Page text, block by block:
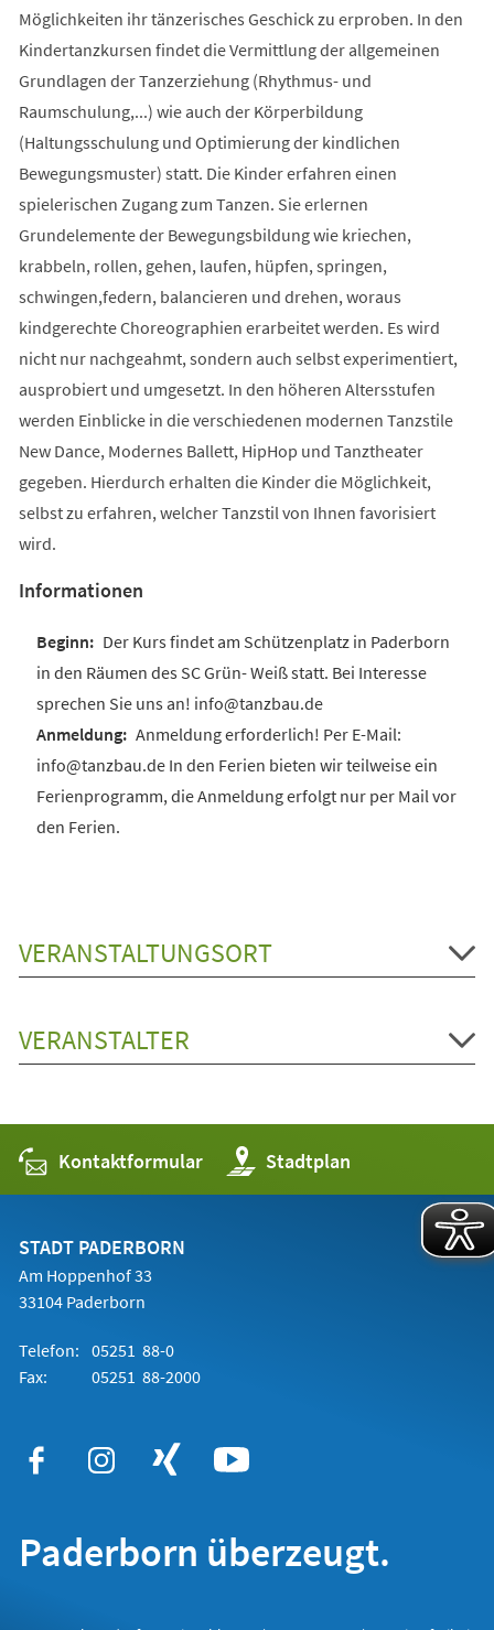
Möglichkeiten ihr tänzerisches Geschick zu erproben. In den
Kindertanzkursen findet die Vermittlung der allgemeinen
Grundlagen der Tanzerziehung (Rhythmus- und
Raumschulung,...) wie auch der Körperbildung
(Haltungsschulung und Optimierung der kindlichen
Bewegungsmuster) statt. Die Kinder erfahren einen
spielerischen Zugang zum Tanzen. Sie erlernen
Grundelemente der Bewegungsbildung wie kriechen,
krabbeln, rollen, gehen, laufen, hüpfen, springen,
schwingen,federn, balancieren und drehen, woraus
kindgerechte Choreographien erarbeitet werden. Es wird
nicht nur nachgeahmt, sondern auch selbst experimentiert,
ausprobiert und umgesetzt. In den höheren Altersstufen
werden Einblicke in die verschiedenen modernen Tanzstile
New Dance, Modernes Ballett, HipHop und Tanztheater
gegeben. Hierdurch erhalten die Kinder die Möglichkeit,
selbst zu erfahren, welcher Tanzstil von Ihnen favorisiert
wird.
Informationen
Der Kurs findet am Schützenplatz in Paderborn
in den Räumen des SC Grün- Weiß statt. Bei Interesse
sprechen Sie uns an! info@tanzbau.de
Anmeldung erforderlich! Per E-Mail:
info@tanzbau.de In den Ferien bieten wir teilweise ein
Ferienprogramm, die Anmeldung erfolgt nur per Mail vor
den Ferien.
VERANSTALTUNGSORT
VERANSTALTER
Kontaktformular Stadtplan
(Öffnet
in
einem
STADT PADERBORN
Am Hoppenhof 33
33104 Paderborn
Telefon: 05251 88-0
Fax:
05251 88-2000
Paderborn überzeugt.